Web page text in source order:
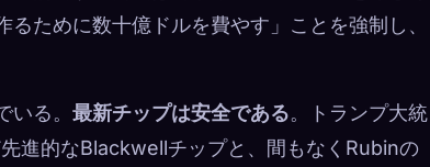
ために数十億ドルを費やす」ことを強制し、
る。 最新チップは安全である。トランプ大統
進的なBlackwellチップと、間もなくRubinの